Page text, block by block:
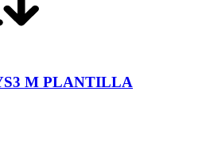
M PLANTILLA